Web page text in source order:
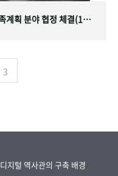
대한민국 정부와 스웨덴 정부 간의 가족계획 분야 협정 체결(1968.07.12)
3
디지털 역사관의 구축 배경